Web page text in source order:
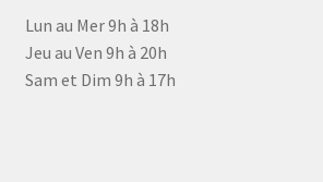
Lun au Mer 9h à 18h
Jeu au Ven 9h à 20h
Sam et Dim 9h à 17h